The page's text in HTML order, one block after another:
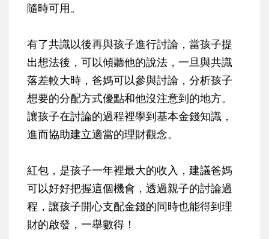
隨時可用。
有了共識以後再與孩子進行討論，當孩子提
出想法後，可以傾聽他的說法，一旦與共識
落差較大時，爸媽可以參與討論，分析孩子
想要的分配方式優點和他沒注意到的地方。
讓孩子在討論的過程裡學到基本金錢知識，
進而協助建立適當的理財觀念。
紅包，是孩子一年裡最大的收入，建議爸媽
可以好好把握這個機會，透過親子的討論過
程，讓孩子開心支配金錢的同時也能得到理
財的啟發，一舉數得！